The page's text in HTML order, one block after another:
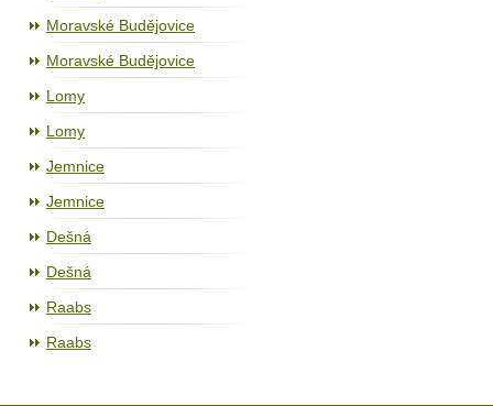
Moravské Budějovice
Moravské Budějovice
Lomy
Lomy
Jemnice
Jemnice
Dešná
Dešná
Raabs
Raabs